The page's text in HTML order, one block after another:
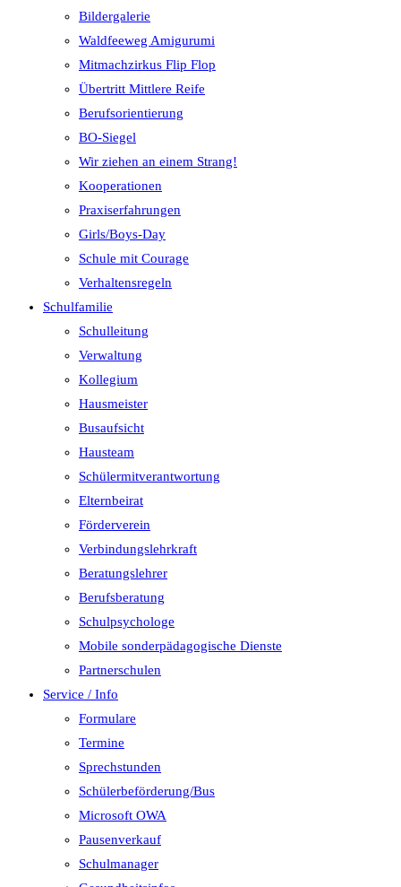
Bildergalerie
Waldfeeweg Amigurumi
Mitmachzirkus Flip Flop
Übertritt Mittlere Reife
Berufsorientierung
BO-Siegel
Wir ziehen an einem Strang!
Kooperationen
Praxiserfahrungen
Girls/Boys-Day
Schule mit Courage
Verhaltensregeln
Schulfamilie
Schulleitung
Verwaltung
Kollegium
Hausmeister
Busaufsicht
Hausteam
Schülermitverantwortung
Elternbeirat
Förderverein
Verbindungslehrkraft
Beratungslehrer
Berufsberatung
Schulpsychologe
Mobile sonderpädagogische Dienste
Partnerschulen
Service / Info
Formulare
Termine
Sprechstunden
Schülerbeförderung/Bus
Microsoft OWA
Pausenverkauf
Schulmanager